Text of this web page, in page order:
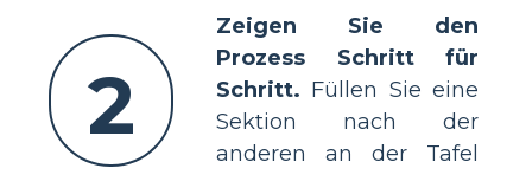
2
Zeigen Sie den
Prozess Schritt für
Schritt. Füllen Sie eine
Sektion nach der
anderen an der Tafel